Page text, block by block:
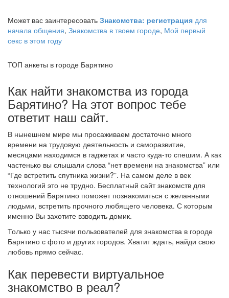
Может вас заинтересовать Знакомства: регистрация для
начала общения, Знакомства в твоем городе, Мой первый
секс в этом году
ТОП анкеты в городе Барятино
Как найти знакомства из города
Барятино? На этот вопрос тебе
ответит наш сайт.
В нынешнем мире мы просаживаем достаточно много
времени на трудовую деятельность и саморазвитие,
месяцами находимся в гаджетах и часто куда-то спешим. А как
частенько вы слышали слова “нет времени на знакомства” или
“Где встретить спутника жизни?”. На самом деле в век
технологий это не трудно. Бесплатный сайт знакомств для
отношений Барятино поможет познакомиться с желанными
людьми, встретить прочного любящего человека. С которым
именно Вы захотите взводить домик.
Только у нас тысячи пользователей для знакомства в городе
Барятино с фото и других городов. Хватит ждать, найди свою
любовь прямо сейчас.
Как перевести виртуальное
знакомство в реал?